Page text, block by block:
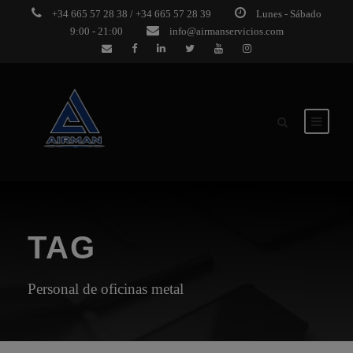
+34 665 57 28 38 / +34 665 57 28 39
Lunes - Sábado
9:00 - 21:00
info@airmanservicios.com
TAG
Personal de oficinas metal